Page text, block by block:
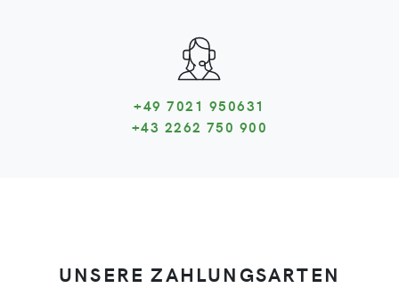
+49 7021 950631
+43 2262 750 900
UNSERE ZAHLUNGSARTEN